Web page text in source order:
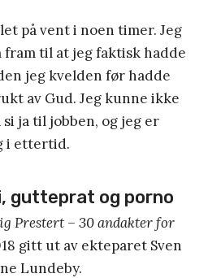
på vent i noen timer. Jeg
til at jeg faktisk hadde
jeg kvelden før hadde
av Gud. Jeg kunne ikke
ja til jobben, og jeg er
i ettertid.
gutteprat og porno
Prestert – 30 andakter for
gitt ut av ekteparet Sven
Lundeby.